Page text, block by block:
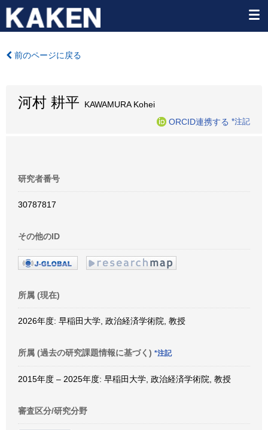
前のページに戻る
河村 耕平 KAWAMURA Kohei
ORCID連携する *注記
研究者番号
30787817
その他のID
所属 (現在)
2026年度: 早稲田大学, 政治経済学術院, 教授
所属 (過去の研究課題情報に基づく) *注記
2015年度 – 2025年度: 早稲田大学, 政治経済学術院, 教授
審査区分/研究分野